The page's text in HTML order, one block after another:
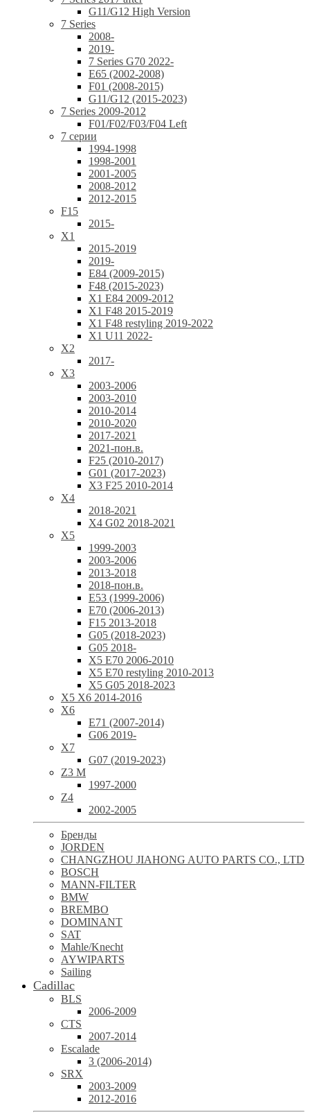
G11/G12 High Version
7 Series
2008-
2019-
7 Series G70 2022-
E65 (2002-2008)
F01 (2008-2015)
G11/G12 (2015-2023)
7 Series 2009-2012
F01/F02/F03/F04 Left
7 серии
1994-1998
1998-2001
2001-2005
2008-2012
2012-2015
F15
2015-
X1
2015-2019
2019-
E84 (2009-2015)
F48 (2015-2023)
X1 E84 2009-2012
X1 F48 2015-2019
X1 F48 restyling 2019-2022
X1 U11 2022-
X2
2017-
X3
2003-2006
2003-2010
2010-2014
2010-2020
2017-2021
2021-пон.в.
F25 (2010-2017)
G01 (2017-2023)
X3 F25 2010-2014
X4
2018-2021
X4 G02 2018-2021
X5
1999-2003
2003-2006
2013-2018
2018-пон.в.
E53 (1999-2006)
E70 (2006-2013)
F15 2013-2018
G05 (2018-2023)
G05 2018-
X5 E70 2006-2010
X5 E70 restyling 2010-2013
X5 G05 2018-2023
X5 X6 2014-2016
X6
E71 (2007-2014)
G06 2019-
X7
G07 (2019-2023)
Z3 M
1997-2000
Z4
2002-2005
Бренды
JORDEN
CHANGZHOU JIAHONG AUTO PARTS CO., LTD
BOSCH
MANN-FILTER
BMW
BREMBO
DOMINANT
SAT
Mahle/Knecht
AYWIPARTS
Sailing
Cadillac
BLS
2006-2009
CTS
2007-2014
Escalade
3 (2006-2014)
SRX
2003-2009
2012-2016